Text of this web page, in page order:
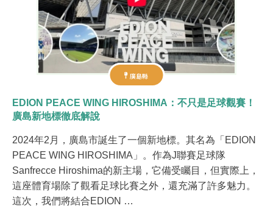
廣島縣
EDION PEACE WING HIROSHIMA：不只是足球觀賽！
廣島新地標徹底解說
2024年2月，廣島市誕生了一個新地標。其名為「EDION
PEACE WING HIROSHIMA」。作為J聯賽足球隊
Sanfrecce Hiroshima的新主場，它備受矚目，但實際上，
這座體育場除了觀看足球比賽之外，還充滿了許多魅力。
這次，我們將結合EDION …